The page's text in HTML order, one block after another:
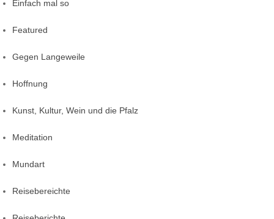
Einfach mal so
Featured
Gegen Langeweile
Hoffnung
Kunst, Kultur, Wein und die Pfalz
Meditation
Mundart
Reisebereichte